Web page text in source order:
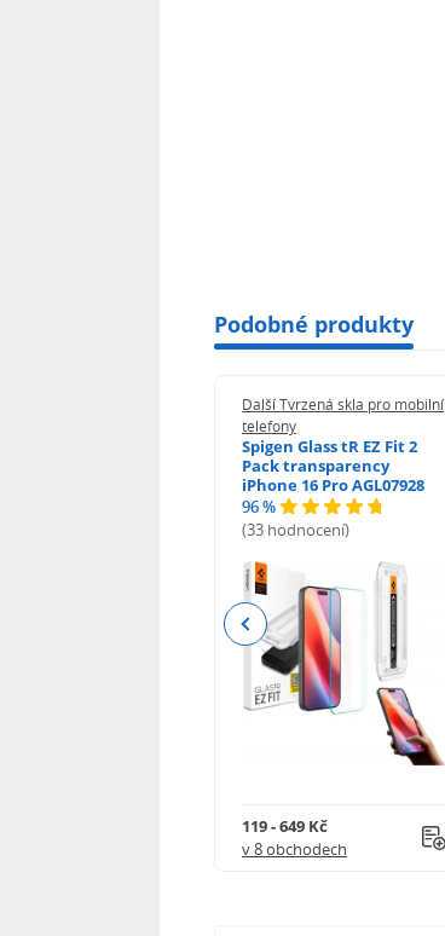
Podobné produkty
Další Tvrzená skla pro mobilní
telefony
Spigen Glass tR EZ Fit 2
Pack transparency
iPhone 16 Pro AGL07928
96 %
(33 hodnocení)
119 - 649 Kč
v 8 obchodech
Previous